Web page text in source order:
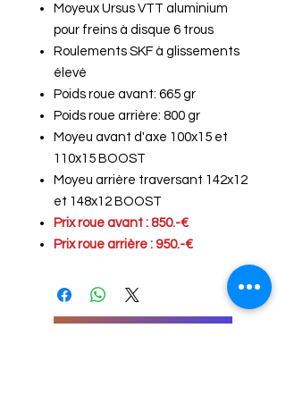
Moyeux Ursus VTT aluminium
pour freins à disque 6 trous
Roulements SKF à glissements
élevé
Poids roue avant: 665 gr
Poids roue arrière: 800 gr
Moyeu avant d'axe 100x15 et
110x15 BOOST
Moyeu arrière traversant 142x12
et 148x12 BOOST
Prix roue avant : 850.-€
Prix roue arrière : 950.-€